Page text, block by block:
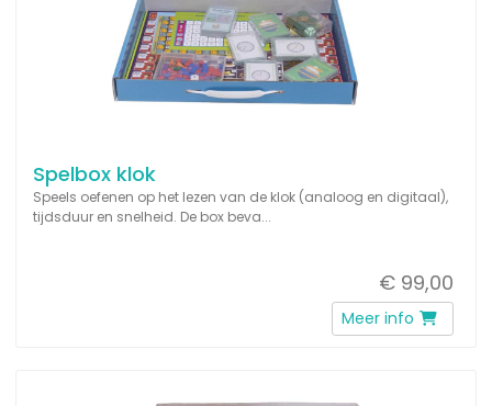
Spelbox klok
Speels oefenen op het lezen van de klok (analoog en digitaal),
tijdsduur en snelheid. De box beva...
€ 99,00
Meer info